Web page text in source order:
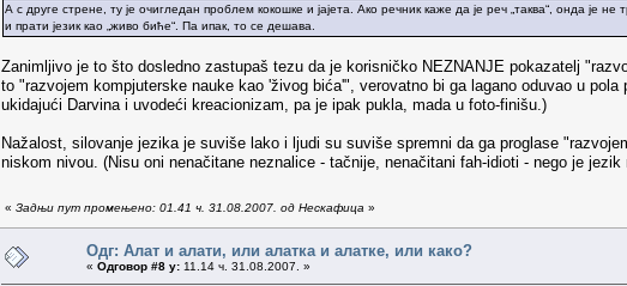
А с друге стрене, ту је очигледан проблем кокошке и јајета. Ако речник каже да је реч „таква“, онда
и прати језик као „живо биће“. Па ипак, то се дешава.
Zanimljivo je to što dosledno zastupaš tezu da je korisničko NEZNANJE pokazatelj
to "razvojem kompjuterske nauke kao 'živog bića'", verovatno bi ga lagano oduvao u
ukidajući Darvina i uvodeći kreacionizam, pa je ipak pukla, mada u foto-finišu.)
Nažalost, silovanje jezika je suviše lako i ljudi su suviše spremni da ga proglase
niskom nivou. (Nisu oni nenačitane neznalice - tačnije, nenačitani fah-idioti - nego je
« Задњи пут промењено: 01.41 ч. 31.08.2007. од Нескафица »
Одг: Алат и алати, или алатка и алатке, или како?
« Одговор #8 у: 11.14 ч. 31.08.2007. »